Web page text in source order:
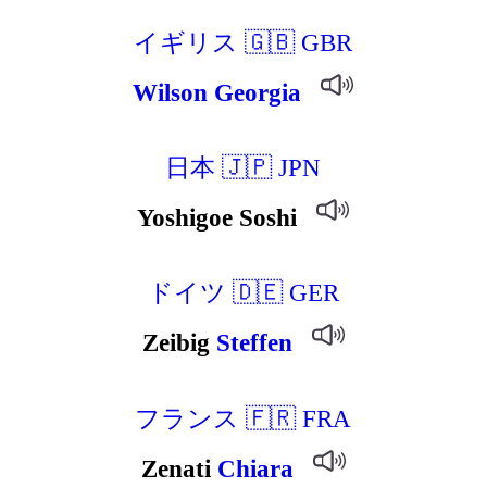
イギリス 🇬🇧 GBR
Wilson Georgia
日本 🇯🇵 JPN
Yoshigoe Soshi
ドイツ 🇩🇪 GER
Zeibig Steffen
フランス 🇫🇷 FRA
Zenati Chiara